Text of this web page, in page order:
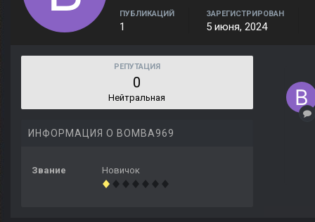
ПУБЛИКАЦИЙ
1
ЗАРЕГИСТРИРОВАН
5 июня, 2024
РЕПУТАЦИЯ
0
Нейтральная
ИНФОРМАЦИЯ О BOMBA969
Звание Новичок